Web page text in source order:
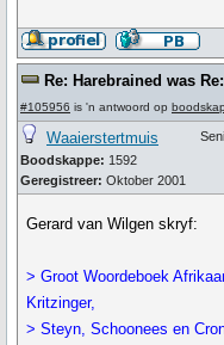
Re: Harebrained was
#105956 is 'n antwoord op
Waaierstertmuis
Boodskappe: 1592
Geregistreer: Oktober 2001
Gerard van Wilgen skryf:
> Groot Woordeboek
Kritzinger,
> Steyn, Schoonees en